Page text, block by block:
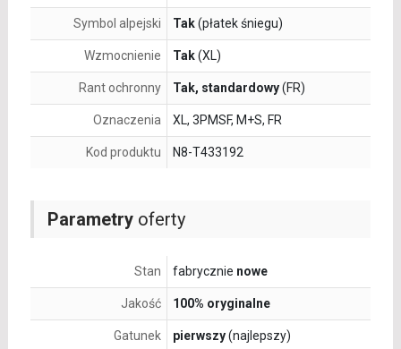
Parametryoferty
Stan fabrycznie nowe
Jakość 100% oryginalne
Gatunek pierwszy(najlepszy)
Symbol alpejski Tak(płatek śniegu)
Wzmocnienie Tak(XL)
Rant ochronny Tak, standardowy(FR)
Oznaczenia XL, 3PMSF, M+S, FR
Kod produktu N8-T433192